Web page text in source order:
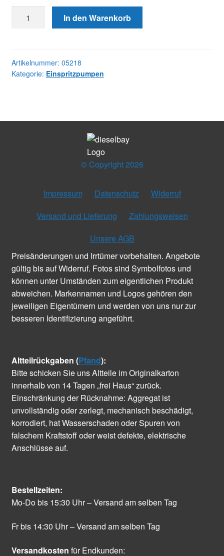
DB4427-
Menge
In den Warenkorb
Artikelnummer: 05218
Kategorie: Einspritzpumpen
© Copyright 2026
Impressum Datenschutz
Widerruf
Versand und Lieferung
Zahlungsweisen
Unsere AGB
Preisänderungen und Irrtümer vorbehalten. Angebote
gültig bis auf Widerruf. Fotos sind Symbolfotos und
können unter Umständen zum eigentlichen Produkt
abweichen. Markennamen und Logos gehören den
jeweiligen Eigentümern und werden von uns nur zur
besseren Identifizierung angeführt.
Altteilrückgaben (Pfand):
Bitte schicken Sie uns Altteile im Originalkarton
innerhalb von 14 Tagen „frei Haus“ zurück.
Einschränkung der Rücknahme: Aggregat ist
unvollständig oder zerlegt, mechanisch beschädigt,
korrodiert, hat Wasserschaden oder Spuren von
falschem Kraftstoff oder weist defekte, elektrische
Anschlüsse auf.
Bestellzeiten:
Mo-Do bis 15:30 Uhr – Versand am selben Tag
Fr bis 14:30 Uhr – Versand am selben Tag
Versandkosten für Endkunden: